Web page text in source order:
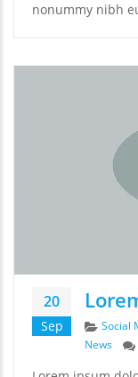
nonummy nibh
20
Sep Social
News